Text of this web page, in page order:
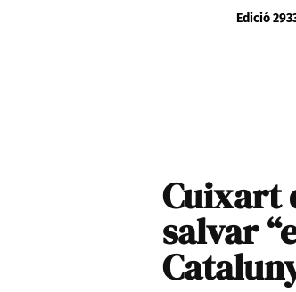
Edició
Cuixart
salvar